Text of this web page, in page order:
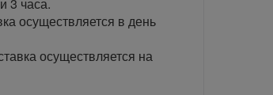
осуществляется в день
осуществляется на